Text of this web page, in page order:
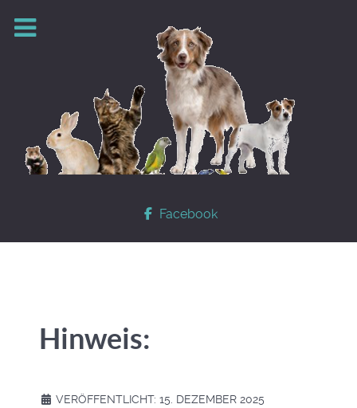
Facebook
Hinweis:
VERÖFFENTLICHT: 15. DEZEMBER 2025